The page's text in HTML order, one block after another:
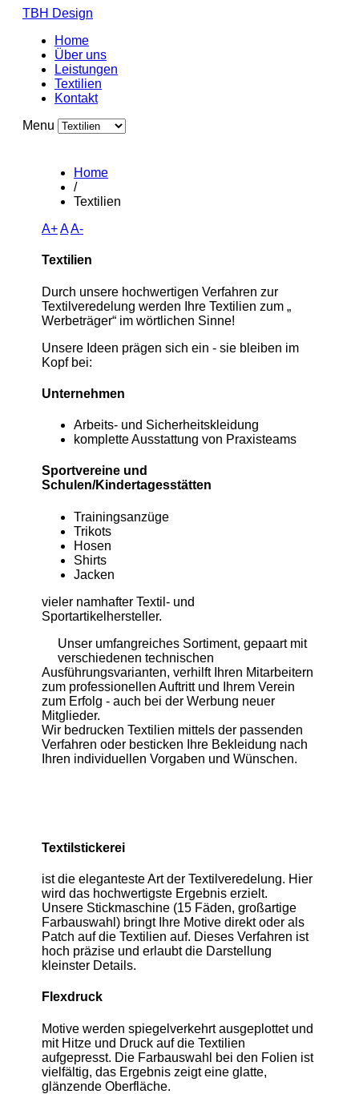
TBH Design
Home
Über uns
Leistungen
Textilien
Kontakt
Menu
Home
/
Textilien
A+AA-
Textilien
Durch unsere hochwertigen Verfahren zur
Textilveredelung werden Ihre Textilien zum „
Werbeträger“ im wörtlichen Sinne!
Unsere Ideen prägen sich ein - sie bleiben im
Kopf bei:
Unternehmen
Arbeits- und Sicherheitskleidung
komplette Ausstattung von Praxisteams
Sportvereine und
Schulen/Kindertagesstätten
Trainingsanzüge
Trikots
Hosen
Shirts
Jacken
vieler namhafter Textil- und
Sportartikelhersteller.
Unser umfangreiches Sortiment, gepaart mit
verschiedenen technischen
Ausführungsvarianten, verhilft Ihren Mitarbeitern
zum professionellen Auftritt und Ihrem Verein
zum Erfolg - auch bei der Werbung neuer
Mitglieder.
Wir bedrucken Textilien mittels der passenden
Verfahren oder besticken Ihre Bekleidung nach
Ihren individuellen Vorgaben und Wünschen.
Textilstickerei
ist die eleganteste Art der Textilveredelung. Hier
wird das hochwertigste Ergebnis erzielt.
Unsere Stickmaschine (15 Fäden, großartige
Farbauswahl) bringt Ihre Motive direkt oder als
Patch auf die Textilien auf. Dieses Verfahren ist
hoch präzise und erlaubt die Darstellung
kleinster Details.
Flexdruck
Motive werden spiegelverkehrt ausgeplottet und
mit Hitze und Druck auf die Textilien
aufgepresst. Die Farbauswahl bei den Folien ist
vielfältig, das Ergebnis zeigt eine glatte,
glänzende Oberfläche.